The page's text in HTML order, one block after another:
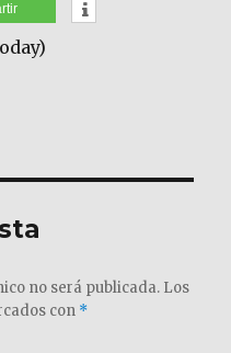
no será publicada. Los
con *